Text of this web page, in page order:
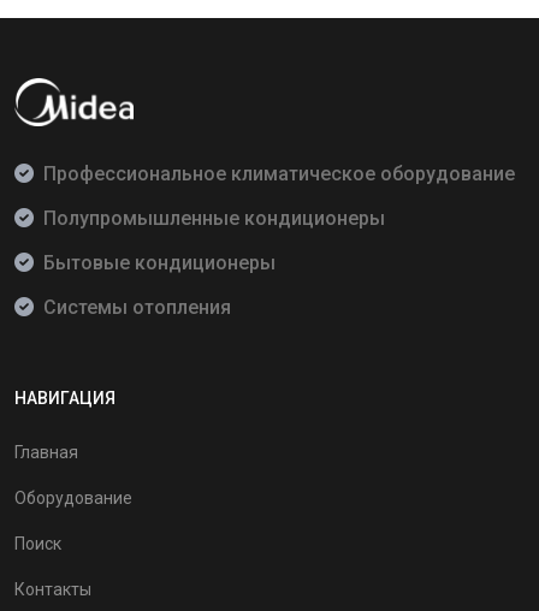
Профессиональное климатическое оборудование
Полупромышленные кондиционеры
Бытовые кондиционеры
Системы отопления
НАВИГАЦИЯ
Главная
Оборудование
Поиск
Контакты